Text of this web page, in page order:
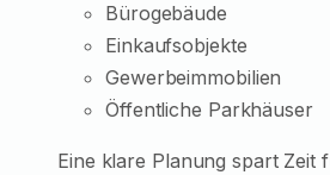
Bürogebäude
Einkaufsobjekte
Gewerbeimmobilien
Öffentliche Parkhäuser
Eine klare Planung spart Zeit